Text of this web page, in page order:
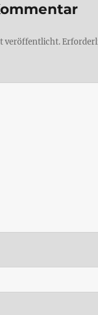
veröffentlicht.